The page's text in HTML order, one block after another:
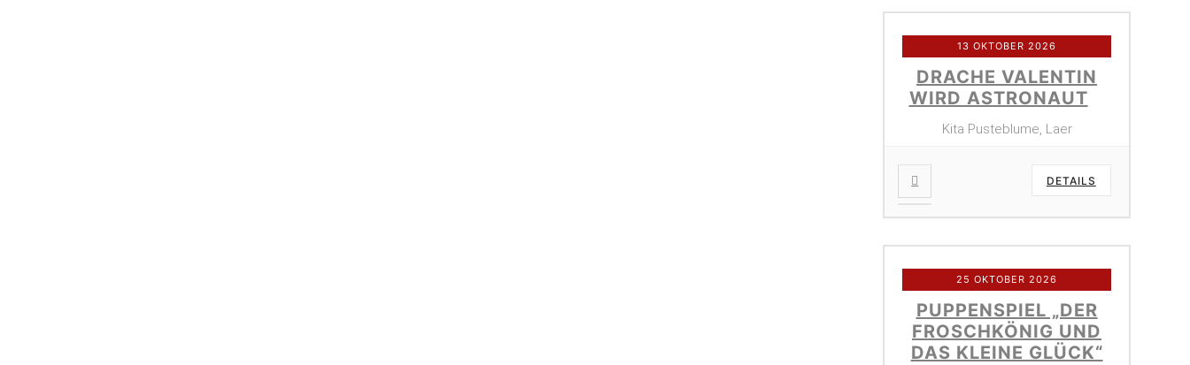
13 OKTOBER 2026
DRACHE VALENTIN
WIRD ASTRONAUT
Kita Pusteblume, Laer
DETAILS
25 OKTOBER 2026
PUPPENSPIEL „DER
FROSCHKÖNIG UND
DAS KLEINE GLÜCK“